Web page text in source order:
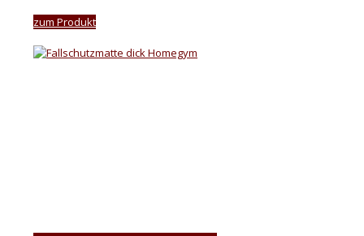
zum Produkt